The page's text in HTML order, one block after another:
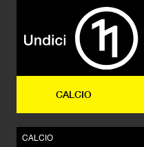
CALCIO
CALCIO